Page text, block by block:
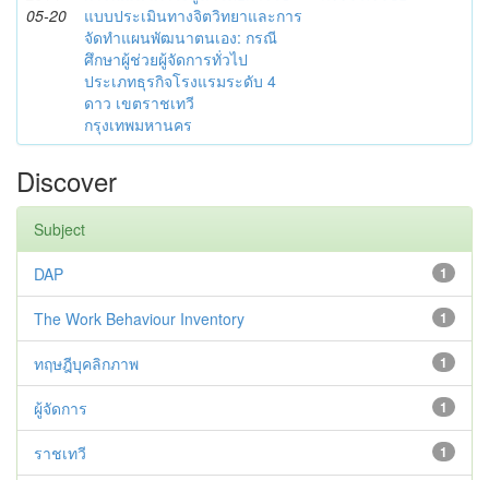
05-20
แบบประเมินทางจิตวิทยาและการ
จัดทำแผนพัฒนาตนเอง: กรณี
ศึกษาผู้ช่วยผู้จัดการทั่วไป
ประเภทธุรกิจโรงแรมระดับ 4
ดาว เขตราชเทวี
กรุงเทพมหานคร
Discover
Subject
1
DAP
1
The Work Behaviour Inventory
1
ทฤษฎีบุคลิกภาพ
1
ผู้จัดการ
1
ราชเทวี